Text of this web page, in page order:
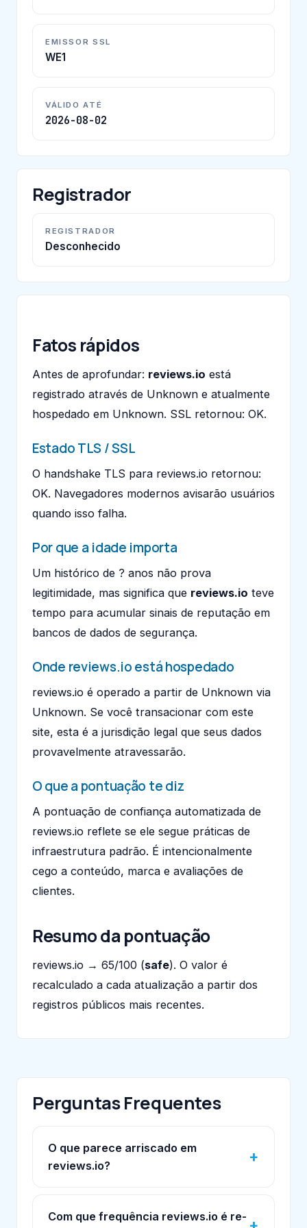
EMISSOR SSL
WE1
VÁLIDO ATÉ
2026-08-02
Registrador
REGISTRADOR
Desconhecido
Fatos rápidos
Antes de aprofundar: reviews.io está
registrado através de Unknown e atualmente
hospedado em Unknown. SSL retornou: OK.
Estado TLS / SSL
O handshake TLS para reviews.io retornou:
OK. Navegadores modernos avisarão usuários
quando isso falha.
Por que a idade importa
Um histórico de ? anos não prova
legitimidade, mas significa que reviews.io teve
tempo para acumular sinais de reputação em
bancos de dados de segurança.
Onde reviews.io está hospedado
reviews.io é operado a partir de Unknown via
Unknown. Se você transacionar com este
site, esta é a jurisdição legal que seus dados
provavelmente atravessarão.
O que a pontuação te diz
A pontuação de confiança automatizada de
reviews.io reflete se ele segue práticas de
infraestrutura padrão. É intencionalmente
cego a conteúdo, marca e avaliações de
clientes.
Resumo da pontuação
reviews.io → 65/100 (safe). O valor é
recalculado a cada atualização a partir dos
registros públicos mais recentes.
Perguntas Frequentes
O que parece arriscado em
reviews.io?
Com que frequência reviews.io é re-